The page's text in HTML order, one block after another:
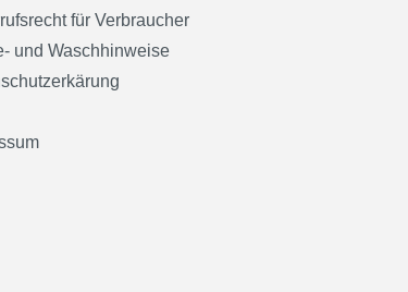
für Verbraucher
und Waschhinweise